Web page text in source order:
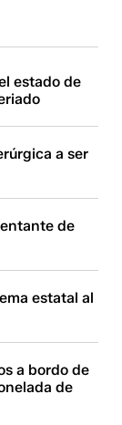
estado de
a ser
de
estatal al
a bordo de
de